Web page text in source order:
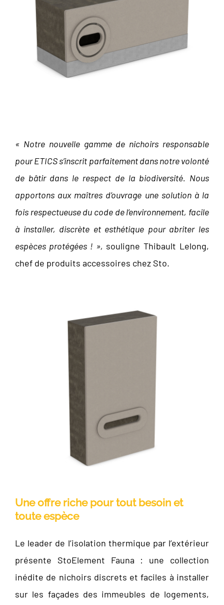
« Notre nouvelle gamme de nichoirs responsable
pour ETICS s’inscrit parfaitement dans notre volonté
de bâtir dans le respect de la biodiversité. Nous
apportons aux maîtres d’ouvrage une solution à la
fois respectueuse du code de l’environnement, facile
à installer, discrète et esthétique pour abriter les
espèces protégées ! », souligne Thibault Lelong,
chef de produits accessoires chez Sto.
Une offre riche pour tout besoin et
toute espèce
Le leader de l’isolation thermique par l’extérieur
présente StoElement Fauna : une collection
inédite de nichoirs discrets et faciles à installer
sur les façades des immeubles de logements,